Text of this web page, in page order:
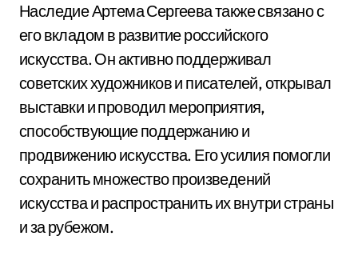
Наследие Артема Сергеева также связано с
его вкладом в развитие российского
искусства. Он активно поддерживал
советских художников и писателей, открывал
выставки и проводил мероприятия,
способствующие поддержанию и
продвижению искусства. Его усилия помогли
сохранить множество произведений
искусства и распространить их внутри страны
и за рубежом.